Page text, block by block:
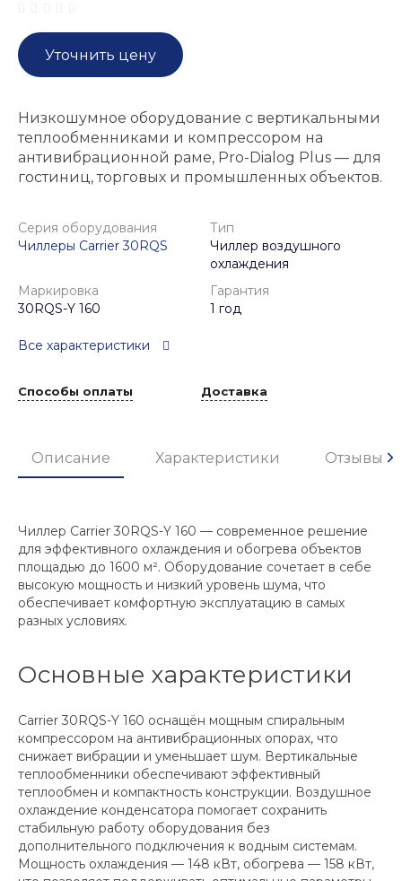
Уточнить цену
Низкошумное оборудование с вертикальными
теплообменниками и компрессором на
антивибрационной раме, Pro-Dialog Plus — для
гостиниц, торговых и промышленных объектов.
Серия оборудования
Чиллеры Carrier 30RQS
Тип
Чиллер воздушного
охлаждения
Маркировка
30RQS-Y 160
Гарантия
1 год
Все характеристики
Способы оплаты Доставка
Описание Характеристики Отзывы
Чиллер Carrier 30RQS-Y 160 — современное решение
для эффективного охлаждения и обогрева объектов
площадью до 1600 м². Оборудование сочетает в себе
высокую мощность и низкий уровень шума, что
обеспечивает комфортную эксплуатацию в самых
разных условиях.
Основные характеристики
Carrier 30RQS-Y 160 оснащён мощным спиральным
компрессором на антивибрационных опорах, что
снижает вибрации и уменьшает шум. Вертикальные
теплообменники обеспечивают эффективный
теплообмен и компактность конструкции. Воздушное
охлаждение конденсатора помогает сохранить
стабильную работу оборудования без
дополнительного подключения к водным системам.
Мощность охлаждения — 148 кВт, обогрева — 158 кВт,